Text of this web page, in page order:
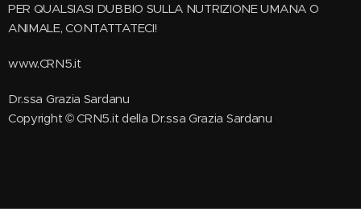
PER QUALSIASI DUBBIO SULLA NUTRIZIONE UMANA O
ANIMALE, CONTATTATECI!
www.CRN5.it
Dr.ssa Grazia Sardanu
Copyright © CRN5.it della Dr.ssa Grazia Sardanu